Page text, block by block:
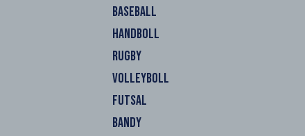
BASEBALL
HANDBOLL
RUGBY
VOLLEYBOLL
FUTSAL
BANDY